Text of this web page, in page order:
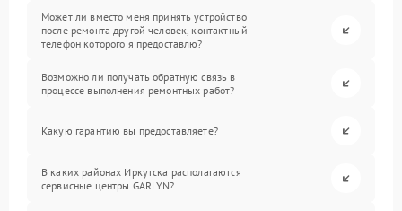
Может ли вместо меня принять устройство
после ремонта другой человек, контактный
телефон которого я предоставлю?
Возможно ли получать обратную связь в
процессе выполнения ремонтных работ?
Какую гарантию вы предоставляете?
В каких районах Иркутска располагаются
сервисные центры GARLYN?